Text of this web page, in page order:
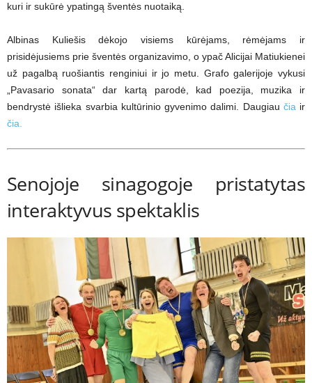
kuri ir sukūrė ypatingą šventės nuotaiką.
Albinas Kuliešis dėkojo visiems kūrėjams, rėmėjams ir
prisidėjusiems prie šventės organizavimo, o ypač Alicijai Matiukienei
už pagalbą ruošiantis renginiui ir jo metu. Grafo galerijoje vykusi
„Pavasario sonata“ dar kartą parodė, kad poezija, muzika ir
bendrystė išlieka svarbia kultūrinio gyvenimo dalimi. Daugiau čiair
čia.
Senojoje sinagogoje pristatytas
interaktyvus spektaklis